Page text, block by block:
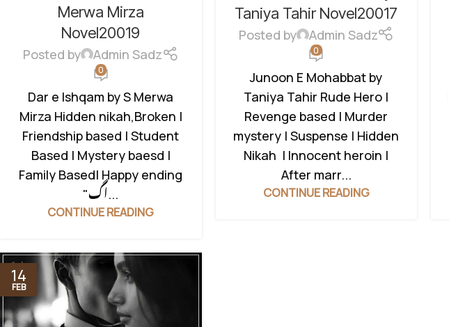
FAMILY DRAMA,FAMILY STORY
FORCED MARRIAGE BASED
FRIENDSHIP BASED
HIDDEN NIKAH
INNOCENT HEROIN
RUDE HERO BASED
SUSPENSE THRILLER
Merwa Mirza
Novel20019
Posted by Admin Sadz
0
Dar e Ishqam by S Merwa
Mirza Hidden nikah,Broken |
Friendship based | Student
Based | Mystery baesd |
Family Based| Happy ending
"اگ...
CONTINUE READING
HEROIN,MURDER MYSTERY,
REVENGE BASED, ROMANTIC URDU
RUDE HERO BASED
Taniya Tahir Novel20017
Posted by Admin Sadz
0
Junoon E Mohabbat by
Taniya Tahir Rude Hero |
Revenge based | Murder
mystery | Suspense | Hidden
Nikah | Innocent heroin |
After marr...
CONTINUE READING
14
FEB